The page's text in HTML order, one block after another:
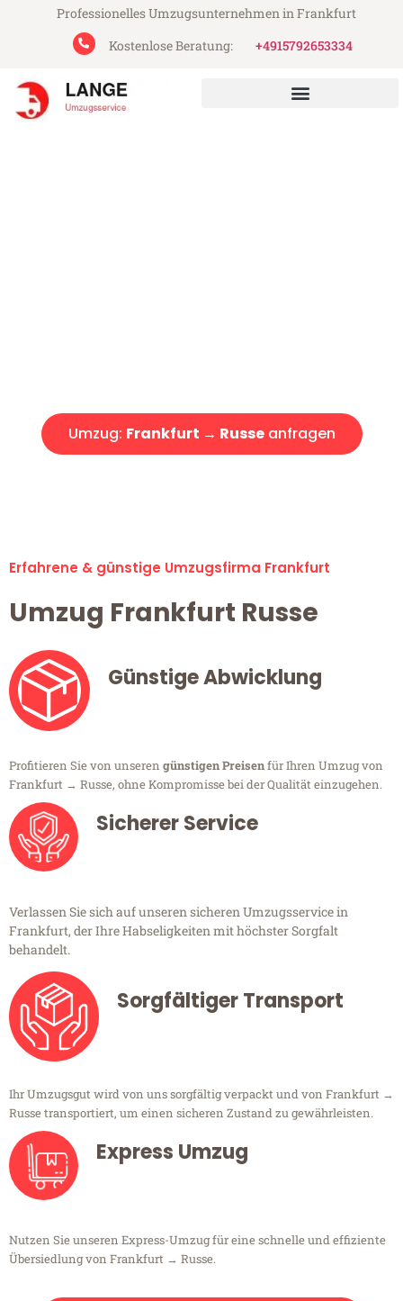
Professionelles Umzugsunternehmen in Frankfurt
Kostenlose Beratung:
+4915792653334
Umzug: Frankfurt → Russeanfragen
Erfahrene & günstige Umzugsfirma Frankfurt
Umzug Frankfurt Russe
Günstige Abwicklung
Profitieren Sie von unseren günstigen Preisenfür Ihren Umzug von
Frankfurt → Russe, ohne Kompromisse bei der Qualität einzugehen.
Sicherer Service
Verlassen Sie sich auf unseren sicheren Umzugsservice in
Frankfurt, der Ihre Habseligkeiten mit höchster Sorgfalt
behandelt.
Sorgfältiger Transport
Ihr Umzugsgut wird von uns sorgfältig verpackt und von Frankfurt →
Russe transportiert, um einen sicheren Zustand zu gewährleisten.
Express Umzug
Nutzen Sie unseren Express-Umzug für eine schnelle und effiziente
Übersiedlung von Frankfurt → Russe.